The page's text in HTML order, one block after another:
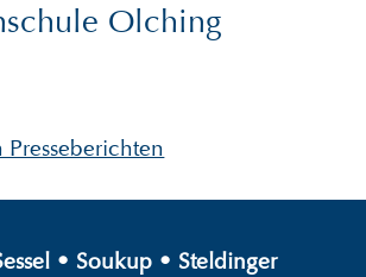
Olching
• Soukup • Steldinger